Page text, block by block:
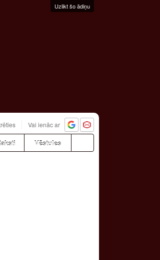
Uzlikt šo ādiņu
Vai ienāc ar
Vēstules